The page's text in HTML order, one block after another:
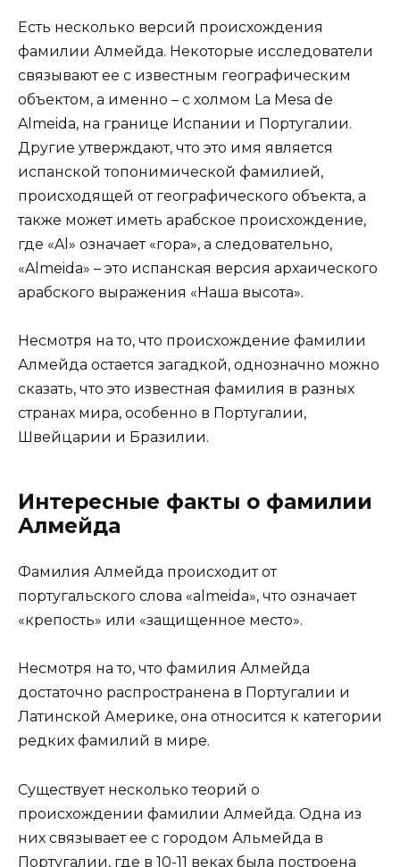
Есть несколько версий происхождения
фамилии Алмейда. Некоторые исследователи
связывают ее с известным географическим
объектом, а именно – с холмом La Mesa de
Almeida, на границе Испании и Португалии.
Другие утверждают, что это имя является
испанской топонимической фамилией,
происходящей от географического объекта, а
также может иметь арабское происхождение,
где «Al» означает «гора», а следовательно,
«Almeida» – это испанская версия архаического
арабского выражения «Наша высота».
Несмотря на то, что происхождение фамилии
Алмейда остается загадкой, однозначно можно
сказать, что это известная фамилия в разных
странах мира, особенно в Португалии,
Швейцарии и Бразилии.
Интересные факты о фамилии
Алмейда
Фамилия Алмейда происходит от
португальского слова «almeida», что означает
«крепость» или «защищенное место».
Несмотря на то, что фамилия Алмейда
достаточно распространена в Португалии и
Латинской Америке, она относится к категории
редких фамилий в мире.
Существует несколько теорий о
происхождении фамилии Алмейда. Одна из
них связывает ее с городом Альмейда в
Португалии, где в 10-11 веках была построена